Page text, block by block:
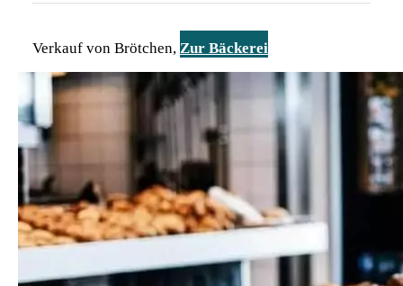
Verkauf von Brötchen, Zur Bäckerei